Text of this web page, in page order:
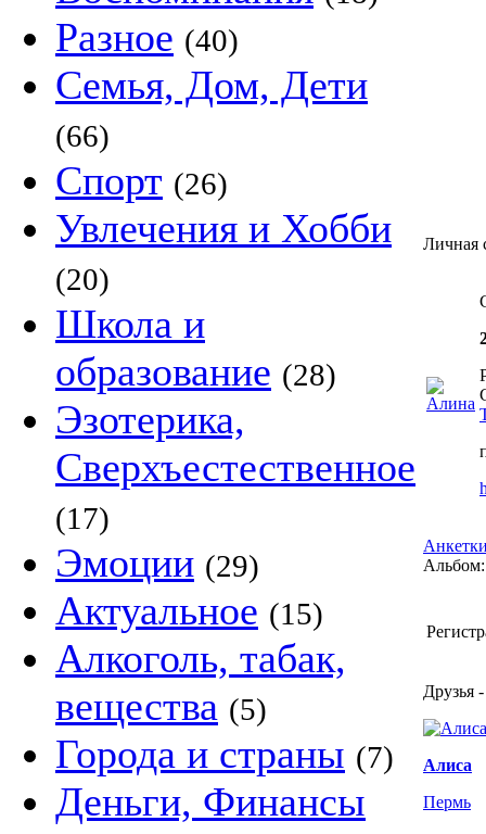
Разное (40)
Семья, Дом, Дети
(66)
Спорт (26)
Увлечения и Хобби
(20)
Школа и
образование (28)
Эзотерика,
Сверхъестественное
(17)
Эмоции (29)
Актуальное (15)
Алкоголь, табак,
вещества (5)
Города и страны (7)
Деньги, Финансы
Личная
Друзья
Алиса
Пермь